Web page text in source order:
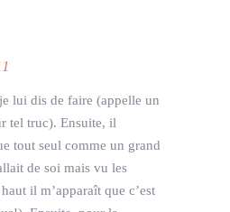
lui dis de faire (appelle un
tel truc). Ensuite, il
tout seul comme un grand
de soi mais vu les
il m’apparaît que c’est